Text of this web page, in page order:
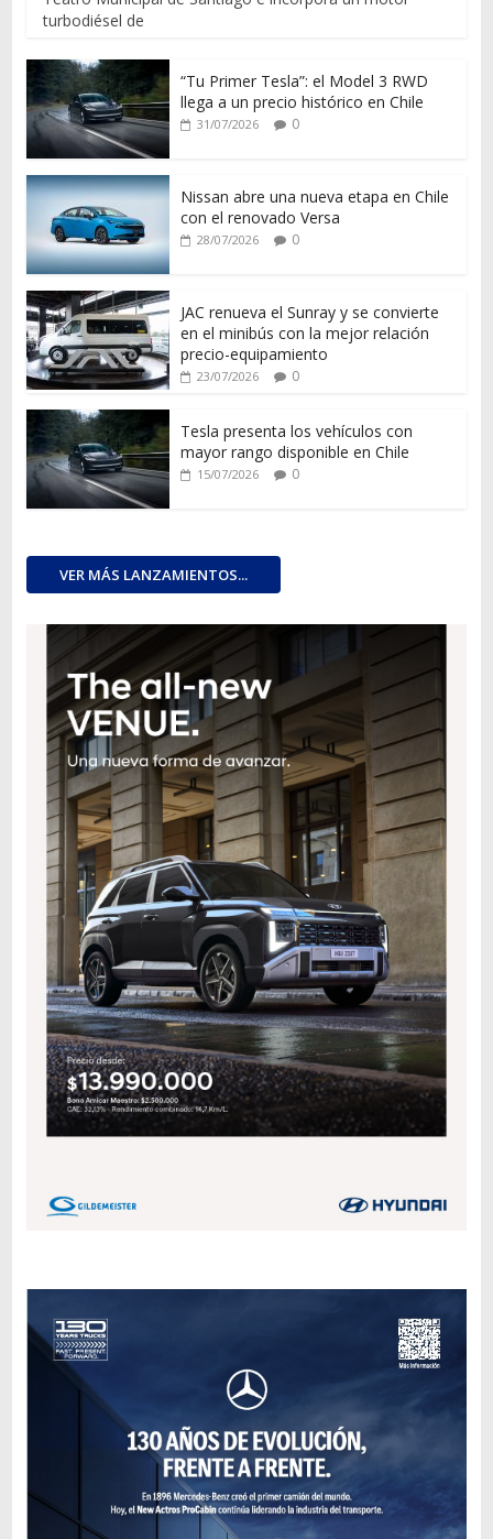
turbodiésel de
“Tu Primer Tesla”: el Model 3 RWD
llega a un precio histórico en Chile
31/07/2026 0
Nissan abre una nueva etapa en Chile
con el renovado Versa
28/07/2026 0
JAC renueva el Sunray y se convierte
en el minibús con la mejor relación
precio-equipamiento
23/07/2026 0
Tesla presenta los vehículos con
mayor rango disponible en Chile
15/07/2026 0
VER MÁS LANZAMIENTOS...